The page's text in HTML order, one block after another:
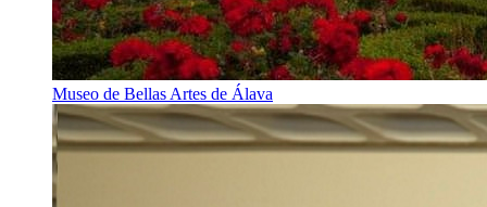
Museo de Bellas Artes de Álava